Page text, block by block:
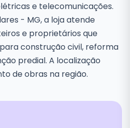
e telecomunicações.
- MG, a loja atende
e proprietários que
construção civil, reforma
predial. A localização
de obras na região.